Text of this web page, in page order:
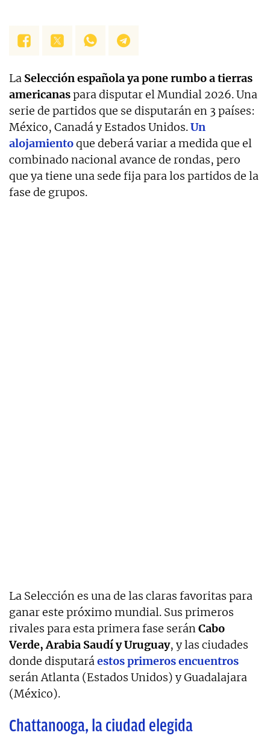
La Selección española ya pone rumbo a tierras
americanaspara disputar el Mundial 2026. Una
serie de partidos que se disputarán en 3 países:
México, Canadá y Estados Unidos.Un
alojamientoque deberá variar a medida que el
combinado nacional avance de rondas, pero
que ya tiene una sede fija para los partidos de la
fase de grupos.
La Selección es una de las claras favoritas para
ganar este próximo mundial. Sus primeros
rivales para esta primera fase seránCabo
Verde, Arabia Saudí y Uruguay, y las ciudades
donde disputaráestos primeros encuentros
serán Atlanta (Estados Unidos) y Guadalajara
(México).
Chattanooga, la ciudad elegida